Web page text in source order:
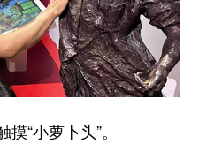
“小萝卜头”。